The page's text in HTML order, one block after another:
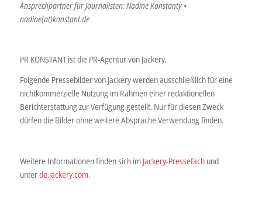
Ansprechpartner für Journalisten: Nadine Konstanty •
nadine(at)konstant.de
PR KONSTANT ist die PR-Agentur von Jackery.
Folgende Pressebilder von Jackery werden ausschließlich für eine
nichtkommerzielle Nutzung im Rahmen einer redaktionellen
Berichterstattung zur Verfügung gestellt. Nur für diesen Zweck
dürfen die Bilder ohne weitere Absprache Verwendung finden.
Weitere Informationen finden sich im Jackery-Pressefachund
unterde.jackery.com.